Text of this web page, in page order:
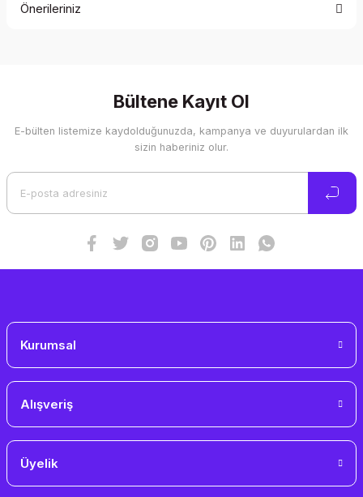
Önerileriniz
Görüş ve önerileriniz için teşekkür ederiz.
Ürün resmi kalitesiz, bozuk veya görüntülenemiyor.
Bültene Kayıt Ol
E-bülten listemize kaydolduğunuzda, kampanya ve duyurulardan ilk
sizin haberiniz olur.
Kurumsal
Alışveriş
Üyelik